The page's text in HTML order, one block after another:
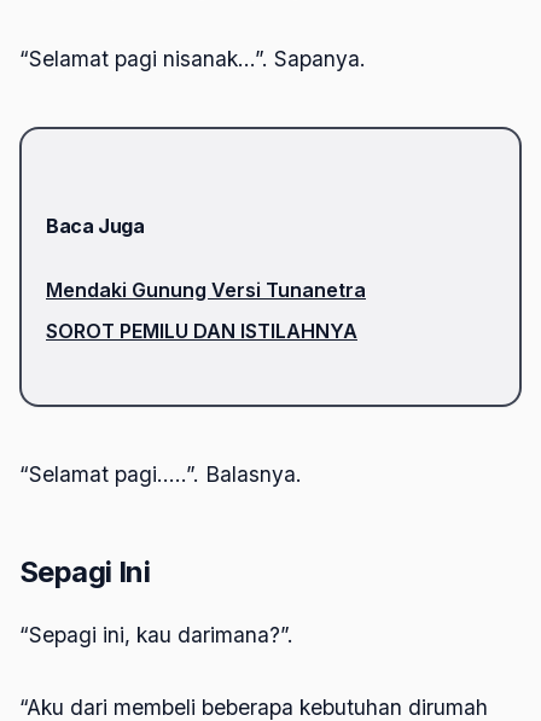
“Selamat pagi nisanak…”. Sapanya.
Baca Juga
Mendaki Gunung Versi Tunanetra
SOROT PEMILU DAN ISTILAHNYA
“Selamat pagi…..”. Balasnya.
Sepagi Ini
“Sepagi ini, kau darimana?”.
“Aku dari membeli beberapa kebutuhan dirumah